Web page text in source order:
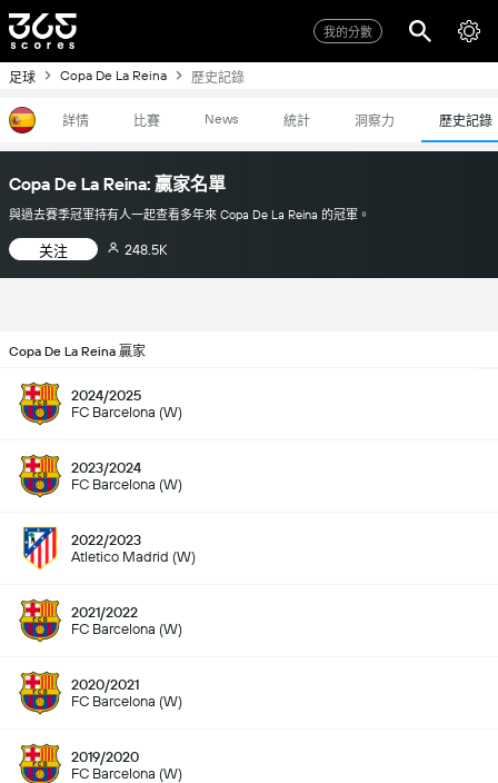
我的分數
足球 Copa De La Reina 歷史記錄
詳情 比賽 News 統計 洞察力 歷史記錄
Copa De La Reina: 贏家名單
與過去賽季冠軍持有人一起查看多年來 Copa De La Reina 的冠軍。
关注 248.5K
Copa De La Reina 贏家
2024/2025
FC Barcelona (W)
2023/2024
FC Barcelona (W)
2022/2023
Atletico Madrid (W)
2021/2022
FC Barcelona (W)
2020/2021
FC Barcelona (W)
2019/2020
FC Barcelona (W)